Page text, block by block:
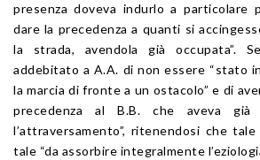
presenza doveva indurlo a particolare
dare la precedenza a quanti si
la strada, avendola già occupata”.
addebitato a A.A. di non essere “stato
la marcia di fronte a un ostacolo” e di
precedenza al B.B. che aveva già
l’attraversamento”, ritenendosi che
tale “da assorbire integralmente